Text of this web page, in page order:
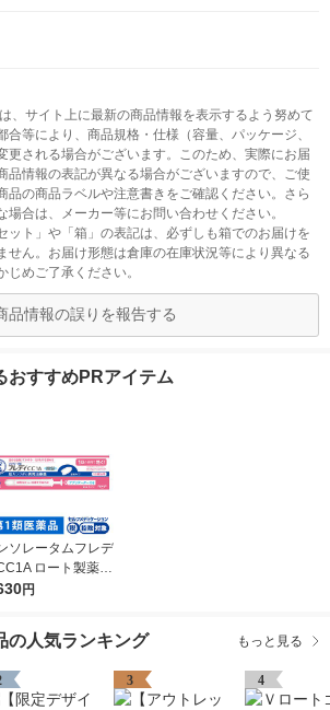
、サイト上に最新の商品情報を表示するよう努めて
合等により、商品規格・仕様（容量、パッケージ、
更される場合がございます。このため、実際にお届
品情報の表記が異なる場合がございますので、ご使
品の商品ラベルや注意書きをご確認ください。さら
場合は、メーカー等にお問い合わせください。
ット」や「箱」の表記は、必ずしも箱でのお届けを
せん。お届け形態は倉庫の在庫状況等により異なる
めご了承ください。
品情報の誤りを報告する
おすすめPRアイテム
ソレータムフレデ
ロート製薬
除★ 腟カンジダ
円
の人気ランキング もっと見る
3 4